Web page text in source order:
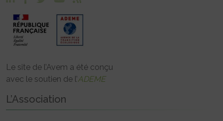
Le site de l’Avem a été conçu
avec le soutien de l’ADEME
L’Association